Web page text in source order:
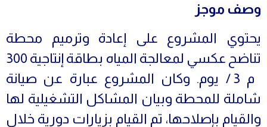
وصف موجز
يحتوي المشروع على إعادة وترميم محطة
تناضح عكسي لمعالجة المياه بطاقة إنتاجية 300
م 3 / يوم. وكان المشروع عبارة عن صيانة
شاملة للمحطة وبيان المشاكل التشغيلية لها
والقيام بإصلاحها، تم القيام بزيارات دورية خلال